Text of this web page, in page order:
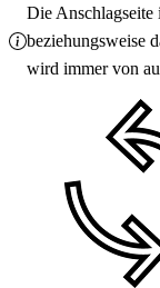
Die Anschlagseite
beziehungsweise
wird immer von